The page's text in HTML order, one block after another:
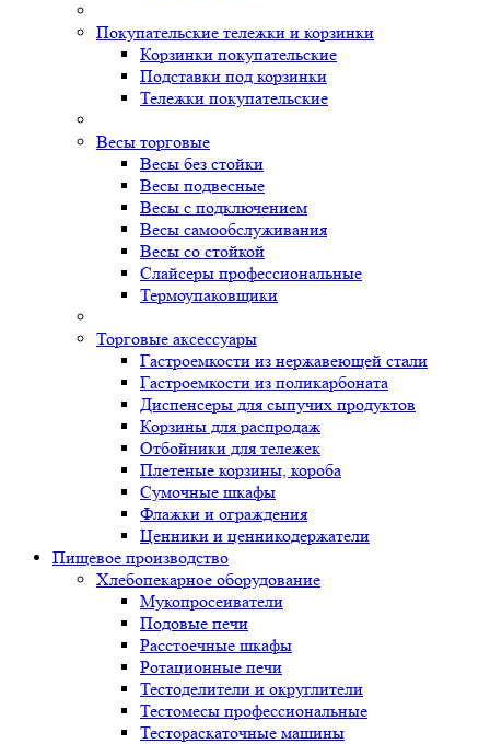
Покупательские тележки и корзинки
Корзинки покупательские
Подставки под корзинки
Тележки покупательские
Весы торговые
Весы без стойки
Весы подвесные
Весы с подключением
Весы самообслуживания
Весы со стойкой
Слайсеры профессиональные
Термоупаковщики
Торговые аксессуары
Гастроемкости из нержавеющей стали
Гастроемкости из поликарбоната
Диспенсеры для сыпучих продуктов
Корзины для распродаж
Отбойники для тележек
Плетеные корзины, короба
Сумочные шкафы
Флажки и ограждения
Ценники и ценникодержатели
Пищевое производство
Хлебопекарное оборудование
Мукопросеиватели
Подовые печи
Расстоечные шкафы
Ротационные печи
Тестоделители и округлители
Тестомесы профессиональные
Тестораскаточные машины